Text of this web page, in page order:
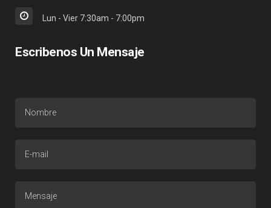
Lun - Vier 7:30am - 7:00pm
Escribenos Un Mensaje